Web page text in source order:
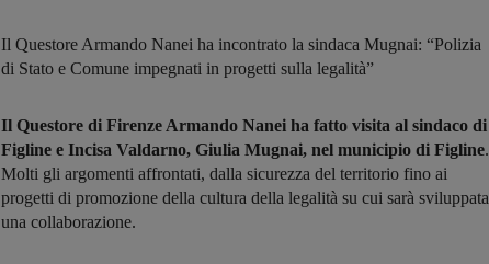
Il Questore Armando Nanei ha incontrato la sindaca Mugnai: “Polizia
di Stato e Comune impegnati in progetti sulla legalità”
Il Questore di Firenze Armando Nanei ha fatto visita al sindaco di
Figline e Incisa Valdarno, Giulia Mugnai, nel municipio di Figline.
Molti gli argomenti affrontati, dalla sicurezza del territorio fino ai
progetti di promozione della cultura della legalità su cui sarà sviluppata
una collaborazione.